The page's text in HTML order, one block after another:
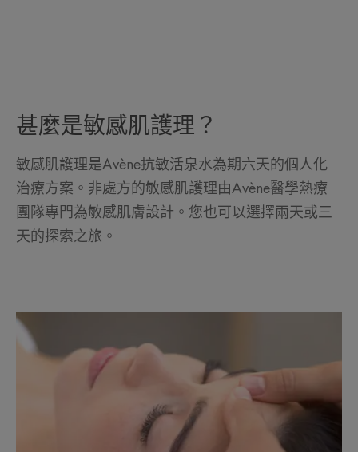
甚麼是敏感肌護理？
敏感肌護理是Avène抗敏活泉水為期六天的個人化
治療方案。非處方的敏感肌護理由Avène醫學熱療
團隊專門為敏感肌膚設計。您也可以選擇兩天或三
天的探索之旅。